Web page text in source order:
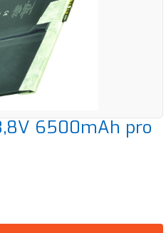
6500mAh pro